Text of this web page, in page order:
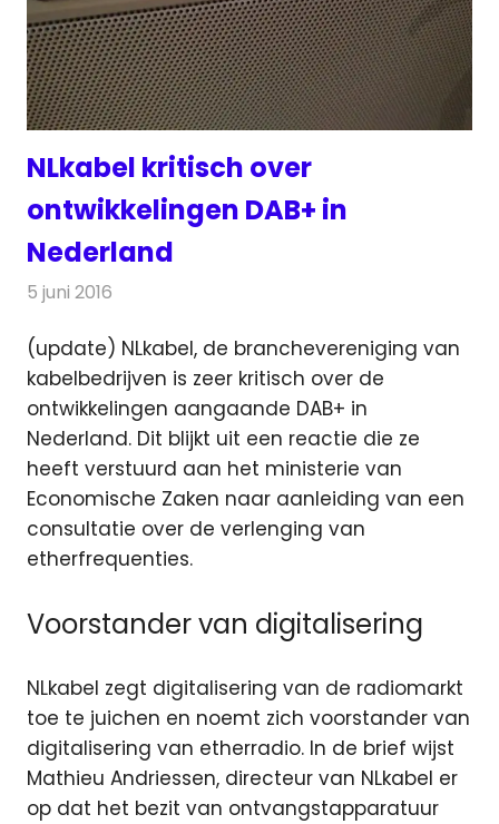
NLkabel kritisch over
ontwikkelingen DAB+ in
Nederland
5 juni 2016
(update) NLkabel, de branchevereniging van
kabelbedrijven is zeer kritisch over de
ontwikkelingen aangaande DAB+ in
Nederland. Dit blijkt uit een reactie die ze
heeft verstuurd aan het ministerie van
Economische Zaken naar aanleiding van een
consultatie over de verlenging van
etherfrequenties.
Voorstander van digitalisering
NLkabel zegt digitalisering van de radiomarkt
toe te juichen en noemt zich voorstander van
digitalisering van etherradio. In de brief wijst
Mathieu Andriessen, directeur van NLkabel er
op dat het bezit van ontvangstapparatuur